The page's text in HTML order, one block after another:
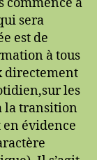
sera
est de
à tous
directement
les
la transition
évidence